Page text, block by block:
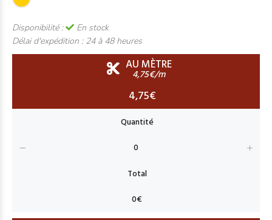
Disponibilité :
En stock
Délai d'expédition : 24 à 48 heures
AU MÈTRE
4,75€/m
4,75€